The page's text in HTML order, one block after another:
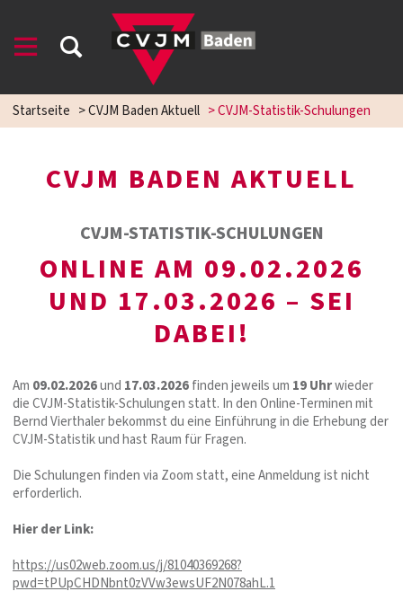
Startseite >CVJM Baden Aktuell >CVJM-Statistik-Schulungen
CVJM BADEN AKTUELL
CVJM-STATISTIK-SCHULUNGEN
ONLINE AM 09.02.2026
UND 17.03.2026 – SEI
DABEI!
Am 09.02.2026und 17.03.2026finden jeweils um 19 Uhrwieder
die CVJM-Statistik-Schulungen statt. In den Online-Terminen mit
Bernd Vierthaler bekommst du eine Einführung in die Erhebung der
CVJM-Statistik und hast Raum für Fragen.
Die Schulungen finden via Zoom statt, eine Anmeldung ist nicht
erforderlich.
Hier der Link:
https://us02web.zoom.us/j/81040369268?
pwd=tPUpCHDNbnt0zVVw3ewsUF2N078ahL.1